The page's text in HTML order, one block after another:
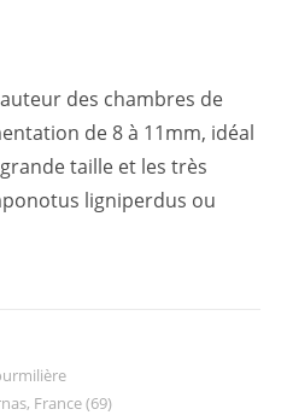
des chambres de
de 8 à 11mm, idéal
taille et les très
ligniperdus ou
France (69)